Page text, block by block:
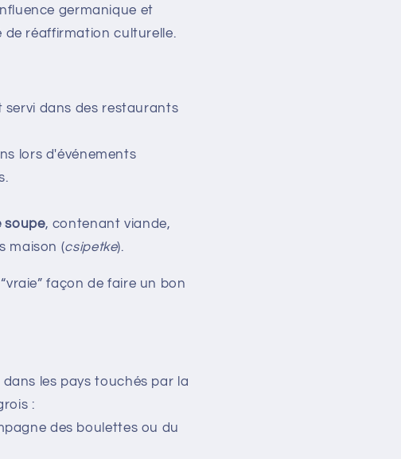
germanique et
de réaffirmation culturelle.
servi dans des restaurants
lors d'événements
soupe, contenant viande,
maison (csipetke).
façon de faire un bon
les pays touchés par la
:
des boulettes ou du